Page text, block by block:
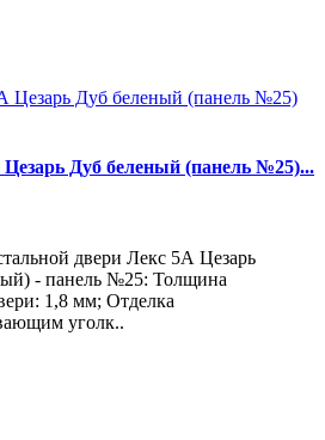
Дуб беленый (панель №25)...
двери Лекс 5А Цезарь
- панель №25: Толщина
1,8 мм; Отделка
уголк..